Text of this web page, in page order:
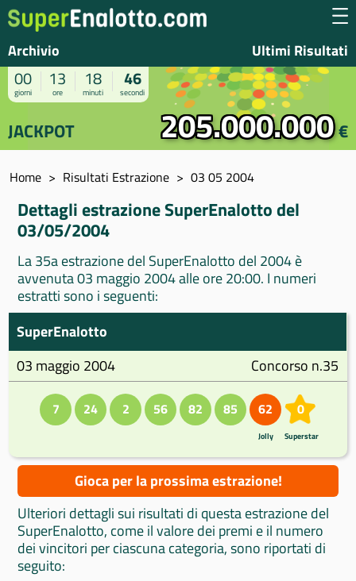
Archivio Ultimi Risultati
00
giorni
13
ore
18
minuti
46
secondi
JACKPOT 205.000.000€
Home Risultati Estrazione 03 05 2004
Dettagli estrazione SuperEnalotto del
03/05/2004
La 35a estrazione del SuperEnalotto del 2004 è
avvenuta 03 maggio 2004 alle ore 20:00. I numeri
estratti sono i seguenti:
SuperEnalotto
03 maggio 2004
Concorso n.35
7 24 2 56 82 85 62
Jolly
0
Superstar
Gioca per la prossima estrazione!
Ulteriori dettagli sui risultati di questa estrazione del
SuperEnalotto, come il valore dei premi e il numero
dei vincitori per ciascuna categoria, sono riportati di
seguito: